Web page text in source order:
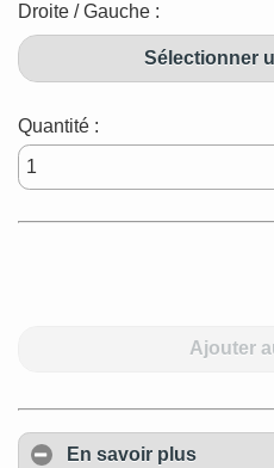
Droite / Gauche :
Sélectionner
Quantité :
Ajouter
En savoir plus